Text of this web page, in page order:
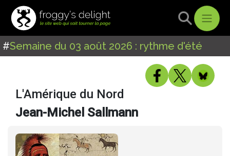
#Semaine du 03 août 2026 : rythme d'été
L'Amérique du Nord
Jean-Michel Sallmann